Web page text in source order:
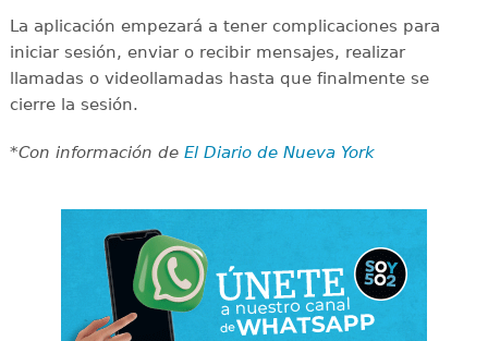
La aplicación empezará a tener complicaciones para
iniciar sesión, enviar o recibir mensajes, realizar
llamadas o videollamadas hasta que finalmente se
cierre la sesión.
*Con información de El Diario de Nueva York